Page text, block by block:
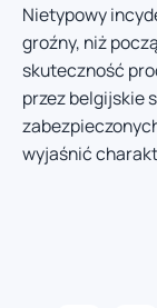
Nietypowy
groźny, niż
skuteczność
przez belgijskie
wyjaśnić